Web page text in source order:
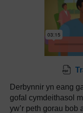
Derbynnir yn eang
gofal cymdeithasol
yw’r peth gorau bob